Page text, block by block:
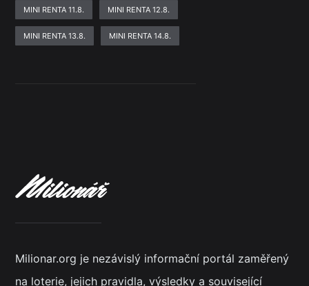
MINI RENTA 11.8. MINI RENTA 12.8.
MINI RENTA 13.8. MINI RENTA 14.8.
Milionar.org je nezávislý informační portál zaměřený
na loterie, jejich pravidla, výsledky a související